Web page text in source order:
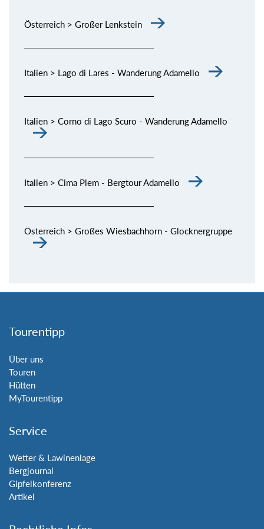
Österreich > Großer Lenkstein
Italien > Lago di Lares - Wanderung Adamello
Italien > Corno di Lago Scuro - Wanderung Adamello
Italien > Cima Plem - Bergtour Adamello
Österreich > Großes Wiesbachhorn - Glocknergruppe
Tourentipp
Über uns
Touren
Hütten
MyTourentipp
Service
Wetter & Lawinenlage
Bergjournal
Gipfelkonferenz
Artikel